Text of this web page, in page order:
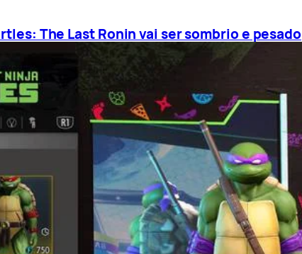
The Last Ronin vai ser sombrio e pesado